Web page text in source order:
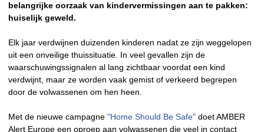
belangrijke oorzaak van kindervermissingen aan te pakken:
huiselijk geweld.
Elk jaar verdwijnen duizenden kinderen nadat ze zijn weggelopen
uit een onveilige thuissituatie. In veel gevallen zijn de
waarschuwingssignalen al lang zichtbaar voordat een kind
verdwijnt, maar ze worden vaak gemist of verkeerd begrepen
door de volwassenen om hen heen.
Met de nieuwe campagne "Home Should Be Safe" doet AMBER
Alert Europe een oproep aan volwassenen die veel in contact